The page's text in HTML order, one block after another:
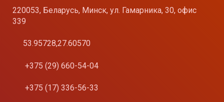
220053, Беларусь, Минск, ул. Гамарника, 30, офис
339
53.95728,27.60570
+375 (29) 660-54-04
+375 (17) 336-56-33